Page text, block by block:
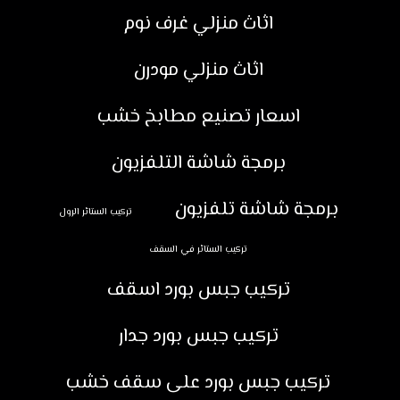
اثاث منزلي غرف نوم
اثاث منزلي مودرن
اسعار تصنيع مطابخ خشب
برمجة شاشة التلفزيون
برمجة شاشة تلفزيون
تركيب الستائر الرول
تركيب الستائر في السقف
تركيب جبس بورد اسقف
تركيب جبس بورد جدار
تركيب جبس بورد على سقف خشب